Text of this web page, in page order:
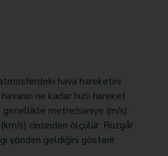
atmosferdeki hava hareketini
ne kadar hızlı hareket
metre/saniye (m/s)
s) cinsinden ölçülür. Rüzgâr
yönden geldiğini gösterir.